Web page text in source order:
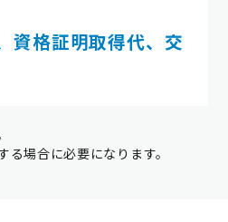
資格証明取得代、交
場合に必要になります。